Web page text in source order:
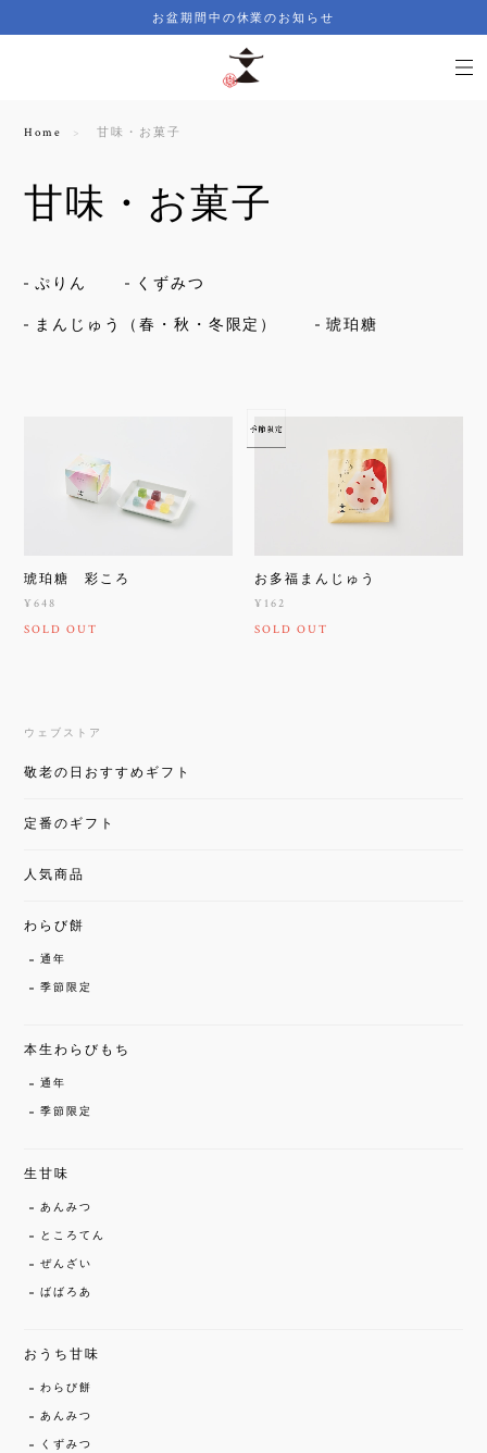
お盆期間中の休業のお知らせ
Home 甘味・お菓子
甘味・お菓子
ぷりん くずみつ
まんじゅう（春・秋・冬限定） 琥珀糖
琥珀糖 彩ころ
¥648
SOLD OUT
お多福まんじゅう
¥162
SOLD OUT
ウェブストア
敬老の日おすすめギフト
定番のギフト
人気商品
わらび餅
通年
季節限定
本生わらびもち
通年
季節限定
生甘味
あんみつ
ところてん
ぜんざい
ばばろあ
おうち甘味
わらび餅
あんみつ
くずみつ